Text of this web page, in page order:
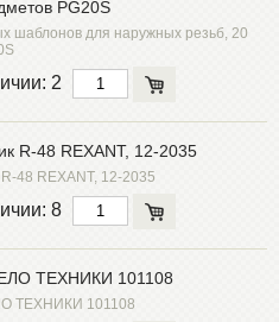
PG20S
шаблонов для наружных резьб, 20
2
R-48 REXANT, 12-2035
48 REXANT, 12-2035
8
ТЕХНИКИ 101108
ТЕХНИКИ 101108